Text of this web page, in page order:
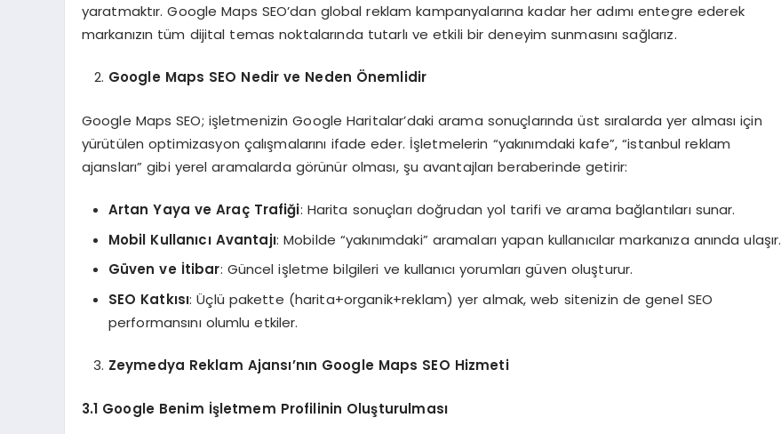
yaratmaktır. Google Maps SEO’dan global reklam kampanyalarına kadar her adımı entegre ederek
markanızın tüm dijital temas noktalarında tutarlı ve etkili bir deneyim sunmasını sağlarız.
Google Maps SEO Nedir ve Neden Önemlidir
Google Maps SEO; işletmenizin Google Haritalar’daki arama sonuçlarında üst sıralarda yer alması için
yürütülen optimizasyon çalışmalarını ifade eder. İşletmelerin “yakınımdaki kafe”, “istanbul reklam
ajansları” gibi yerel aramalarda görünür olması, şu avantajları beraberinde getirir:
Artan Yaya ve Araç Trafiği: Harita sonuçları doğrudan yol tarifi ve arama bağlantıları sunar.
Mobil Kullanıcı Avantajı: Mobilde “yakınımdaki” aramaları yapan kullanıcılar markanıza anında ulaşır.
Güven ve İtibar: Güncel işletme bilgileri ve kullanıcı yorumları güven oluşturur.
SEO Katkısı: Üçlü pakette (harita+organik+reklam) yer almak, web sitenizin de genel SEO
performansını olumlu etkiler.
Zeymedya Reklam Ajansı’nın Google Maps SEO Hizmeti
3.1 Google Benim İşletmem Profilinin Oluşturulması